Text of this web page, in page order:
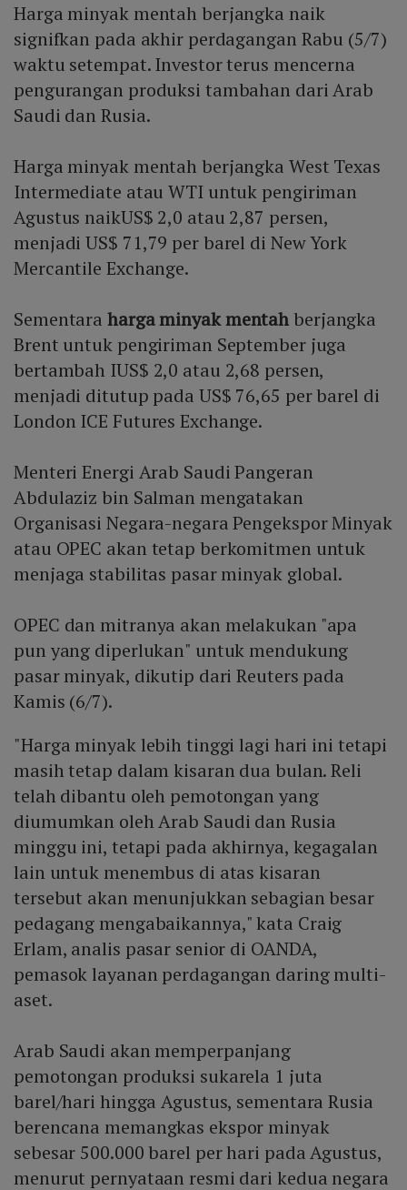
Harga minyak mentah berjangka naik
signifkan pada akhir perdagangan Rabu (5/7)
waktu setempat. Investor terus mencerna
pengurangan produksi tambahan dari Arab
Saudi dan Rusia.
Harga minyak mentah berjangka West Texas
Intermediate atau WTI untuk pengiriman
Agustus naikUS$ 2,0 atau 2,87 persen,
menjadi US$ 71,79 per barel di New York
Mercantile Exchange.
Sementara harga minyak mentahberjangka
Brent untuk pengiriman September juga
bertambah IUS$ 2,0 atau 2,68 persen,
menjadi ditutup pada US$ 76,65 per barel di
London ICE Futures Exchange.
Menteri Energi Arab Saudi Pangeran
Abdulaziz bin Salman mengatakan
Organisasi Negara-negara Pengekspor Minyak
atau OPEC akan tetap berkomitmen untuk
menjaga stabilitas pasar minyak global.
OPEC dan mitranya akan melakukan "apa
pun yang diperlukan" untuk mendukung
pasar minyak, dikutip dari Reuters pada
Kamis (6/7).
"Harga minyak lebih tinggi lagi hari ini tetapi
masih tetap dalam kisaran dua bulan. Reli
telah dibantu oleh pemotongan yang
diumumkan oleh Arab Saudi dan Rusia
minggu ini, tetapi pada akhirnya, kegagalan
lain untuk menembus di atas kisaran
tersebut akan menunjukkan sebagian besar
pedagang mengabaikannya," kata Craig
Erlam, analis pasar senior di OANDA,
pemasok layanan perdagangan daring multi-
aset.
Arab Saudi akan memperpanjang
pemotongan produksi sukarela 1 juta
barel/hari hingga Agustus, sementara Rusia
berencana memangkas ekspor minyak
sebesar 500.000 barel per hari pada Agustus,
menurut pernyataan resmi dari kedua negara